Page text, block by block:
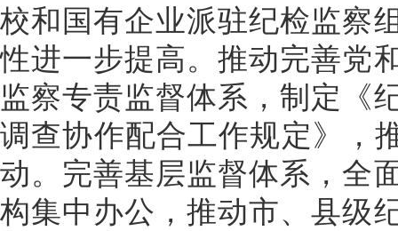
校和国有企业派驻纪检监察
性进一步提高。推动完善党
监察专责监督体系，制定《
调查协作配合工作规定》，
动。完善基层监督体系，全
构集中办公，推动市、县级